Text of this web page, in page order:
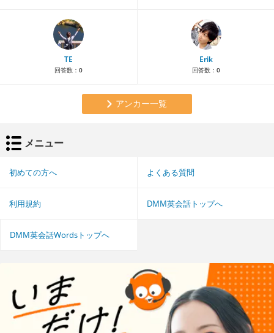
TE
回答数： 0
Erik
回答数： 0
アンカー一覧
メニュー
初めての方へ よくある質問
利用規約 DMM英会話トップへ
DMM英会話Wordsトップへ